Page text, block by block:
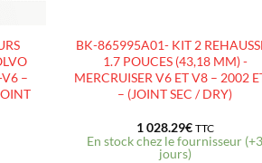
–
BK-865995A01- KIT 2
1.7 POUCES (43,18 MM) -
MERCRUISER V6 ET V8 – 2002
– (JOINT SEC / DRY)
1 028.29€ TTC
En stock chez le fournisseur (+3
jours)